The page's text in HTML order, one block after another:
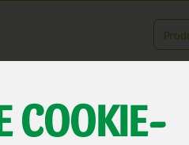
COOKIE-
Produkt